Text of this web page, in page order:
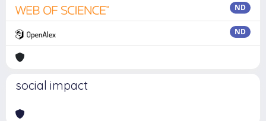
ND
ND
social impact